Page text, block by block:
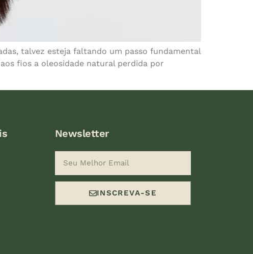
talvez esteja faltando um passo fundamental
fios a oleosidade natural perdida por
Newsletter
INSCREVA-SE